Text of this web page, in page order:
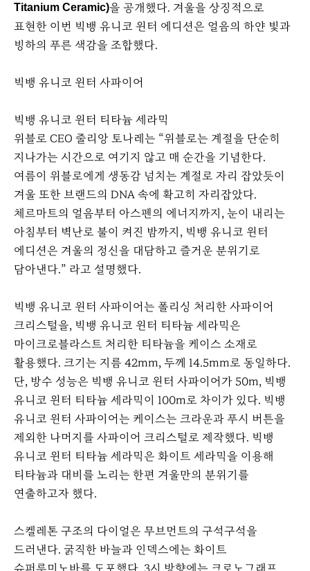
Titanium Ceramic)을 공개했다. 겨울을 상징적으로
표현한 이번 빅뱅 유니코 윈터 에디션은 얼음의 하얀 빛과
빙하의 푸른 색감을 조합했다.
빅뱅 유니코 윈터 사파이어
빅뱅 유니코 윈터 티타늄 세라믹
위블로 CEO 줄리앙 토나레는 “위블로는 계절을 단순히
지나가는 시간으로 여기지 않고 매 순간을 기념한다.
여름이 위블로에게 생동감 넘치는 계절로 자리 잡았듯이
겨울 또한 브랜드의 DNA 속에 확고히 자리잡았다.
체르마트의 얼음부터 아스펜의 에너지까지, 눈이 내리는
아침부터 벽난로 불이 켜진 밤까지, 빅뱅 유니코 윈터
에디션은 겨울의 정신을 대담하고 즐거운 분위기로
담아낸다.” 라고 설명했다.
빅뱅 유니코 윈터 사파이어는 폴리싱 처리한 사파이어
크리스털을, 빅뱅 유니코 윈터 티타늄 세라믹은
마이크로블라스트 처리한 티타늄을 케이스 소재로
활용했다. 크기는 지름 42mm, 두께 14.5mm로 동일하다.
단, 방수 성능은 빅뱅 유니코 윈터 사파이어가 50m, 빅뱅
유니코 윈터 티타늄 세라믹이 100m로 차이가 있다. 빅뱅
유니코 윈터 사파이어는 케이스는 크라운과 푸시 버튼을
제외한 나머지를 사파이어 크리스털로 제작했다. 빅뱅
유니코 윈터 티타늄 세라믹은 화이트 세라믹을 이용해
티타늄과 대비를 노리는 한편 겨울만의 분위기를
연출하고자 했다.
스켈레톤 구조의 다이얼은 무브먼트의 구석구석을
드러낸다. 굵직한 바늘과 인덱스에는 화이트